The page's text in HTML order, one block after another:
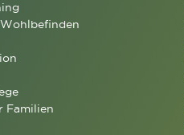
Familien